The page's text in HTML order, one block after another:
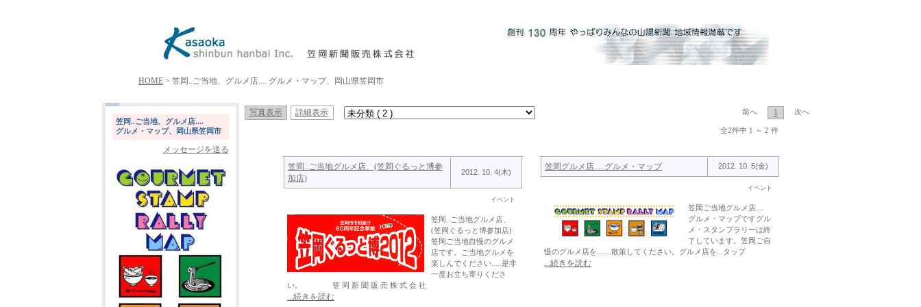
HOME > 笠岡..ご当地、グルメ店.... グルメ・マップ、岡山県笠岡市
笠岡..ご当地、グルメ店....
グルメ・マップ、岡山県笠岡市
メッセージを送る
写真表示 詳細表示 前へ 1 次へ
全2件中 1 ～ 2 件
笠岡..ご当地グルメ店、(笠岡ぐるっと博参
加店)
2012. 10. 4(木)
イベント
笠岡..ご当地グルメ店、
(笠岡ぐるっと博参加店)
笠岡ご当地自慢のグルメ
店です。ご当地グルメを
楽しんでください.....是非
一度お立ち寄りくださ
い。 笠 岡 新 聞 販 売 株 式 会 社
...続きを読む
笠岡グルメ店.... グルメ・マップ 2012. 10. 5(金)
イベント
笠岡ご当地グルメ店....
グルメ・マップですグル
メ・スタンプラリーは終
了しています。笠岡ご自
慢のグルメ店を.......散策してください。グルメ店を...タップ
...続きを読む